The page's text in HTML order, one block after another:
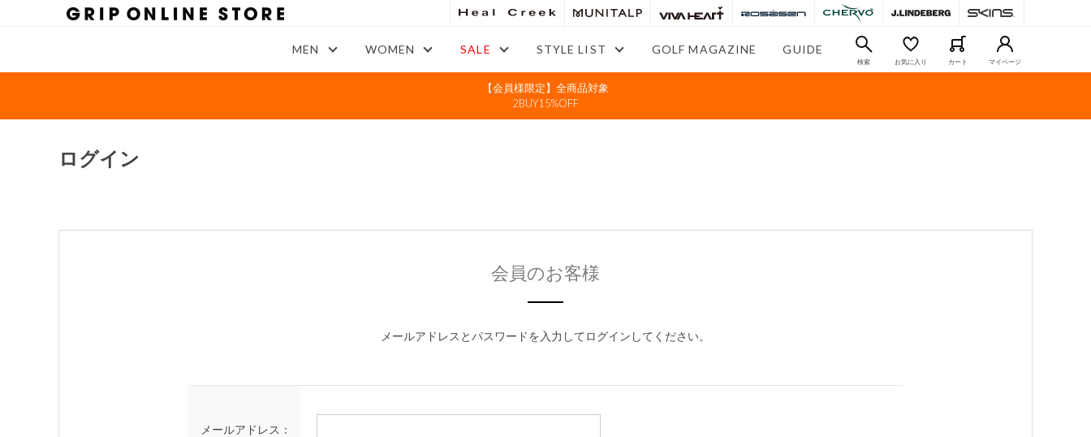
MEN WOMEN SALE STYLE LIST GOLF MAGAZINE GUIDE
検索 お気に入り カート マイページ
【会員様限定】全商品対象
2BUY15%OFF
ログイン
会員のお客様
メールアドレスとパスワードを入力してログインしてください。
メールアドレス：